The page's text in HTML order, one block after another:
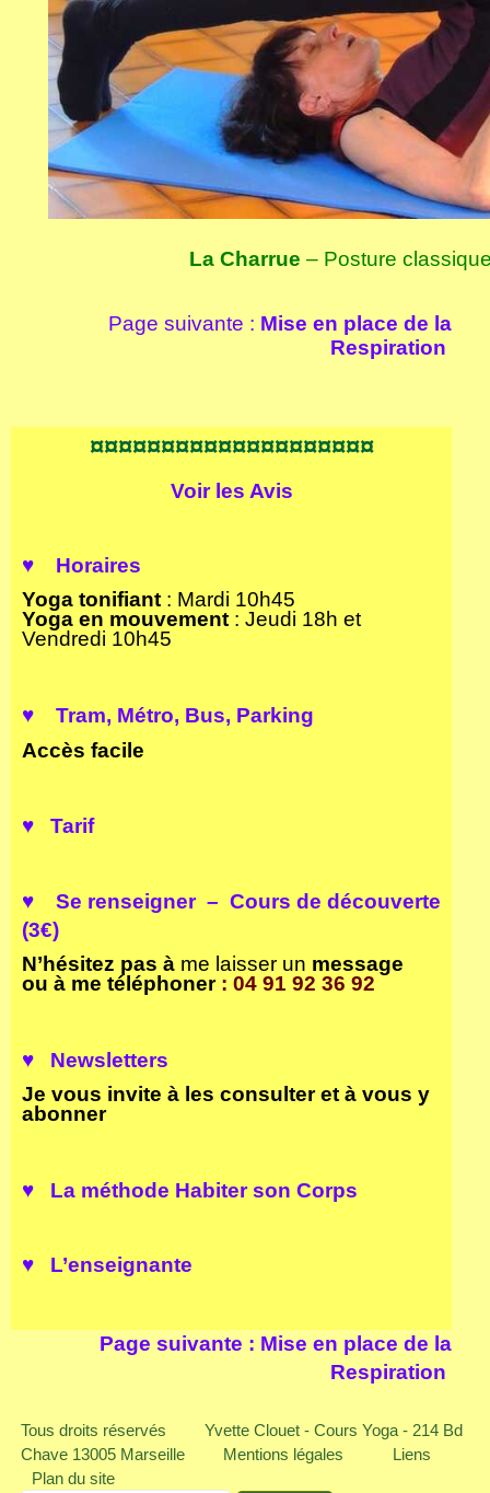
La Charrue – Posture
Page suivante : Mise en place de la
Respiration
¤¤¤¤¤¤¤¤¤¤¤¤¤¤¤¤¤¤¤¤
Voir les Avis
♥ Horaires
Yoga tonifiant : Mardi 10h45
Yoga en mouvement : Jeudi 18h et
Vendredi 10h45
♥ Tram, Métro, Bus, Parking
Accès facile
♥ Tarif
♥ Se renseigner – Cours de découverte
(3€)
N’hésitez pas à me laisser un message
ou à me téléphoner: 04 91 92 36 92
♥ Newsletters
Je vous invite à les consulter et à vous y
abonner
♥ La méthode Habiter son Corps
♥ L’enseignante
Page suivante : Mise en place de la
Respiration
Tous droits réservés
Yvette Clouet - Cours Yoga - 214 Bd
Chave 13005 Marseille
Mentions légales
Liens
Plan du site